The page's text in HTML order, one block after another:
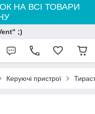
НА ВСІ ТОВАРИ
;)
Керуючі пристрої